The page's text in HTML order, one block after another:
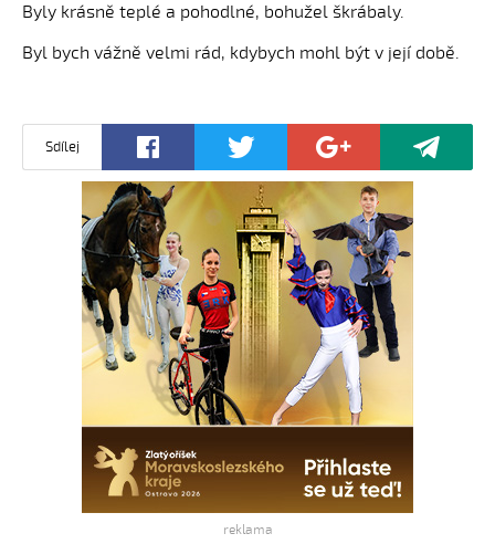
Byly krásně teplé a pohodlné, bohužel škrábaly.
Byl bych vážně velmi rád, kdybych mohl být v její době.
Sdílej
reklama